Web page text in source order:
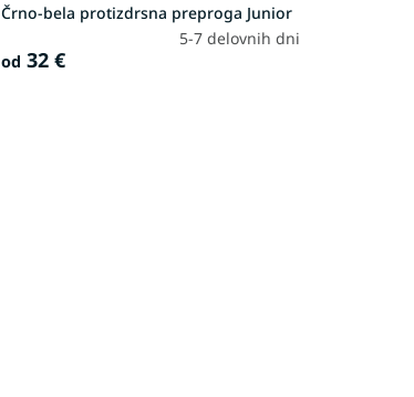
Črno-bela protizdrsna preproga Junior
5-7 delovnih dni
od 32 €